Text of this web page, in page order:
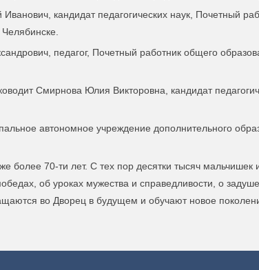
Иванович , кандидат педагогических наук, Почетный
педагог, Почетный работник общего
Смирнова Юлия Викторовна, кандидат
автономное учреждение дополнительного
более 70-ти лет. С тех пор десятки тысяч
об уроках мужества и справедливости, о
во Дворец в будущем и обучают новое